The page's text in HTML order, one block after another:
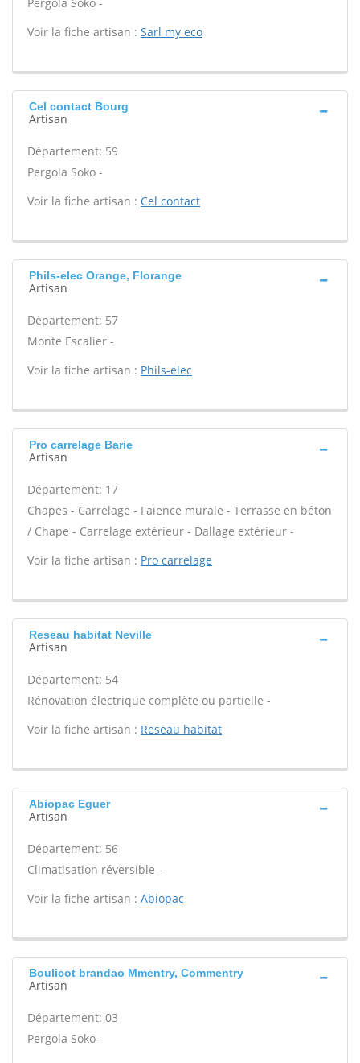
Voir la fiche artisan : Sarl my eco
Cel contact Bourg
Artisan
Département: 59
Pergola Soko -
Voir la fiche artisan : Cel contact
Phils-elec Orange, Florange
Artisan
Département: 57
Monte Escalier -
Voir la fiche artisan : Phils-elec
Pro carrelage Barie
Artisan
Département: 17
Chapes - Carrelage - Faïence murale - Terrasse en béton
/ Chape - Carrelage extérieur - Dallage extérieur -
Voir la fiche artisan : Pro carrelage
Reseau habitat Neville
Artisan
Département: 54
Rénovation électrique complète ou partielle -
Voir la fiche artisan : Reseau habitat
Abiopac Eguer
Artisan
Département: 56
Climatisation réversible -
Voir la fiche artisan : Abiopac
Boulicot brandao Mmentry, Commentry
Artisan
Département: 03
Pergola Soko -